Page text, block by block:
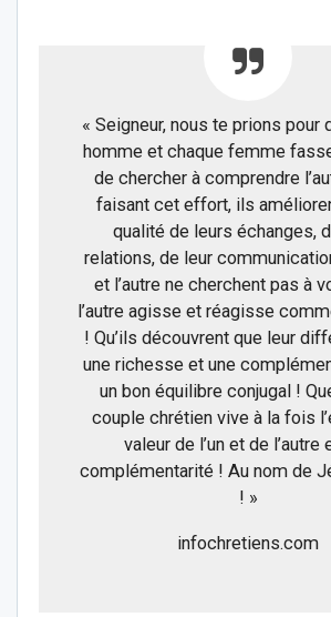
« Seigneur, nous te prions pour
homme et chaque femme
de chercher à comprendre
faisant cet effort, ils
qualité de leurs échanges,
relations, de leur
et l’autre ne cherchent pas à
l’autre agisse et réagisse
! Qu’ils découvrent que leur
une richesse et une
un bon équilibre conjugal !
couple chrétien vive à la fois
valeur de l’un et de l’autre
complémentarité ! Au nom de
! »
infochretiens.com